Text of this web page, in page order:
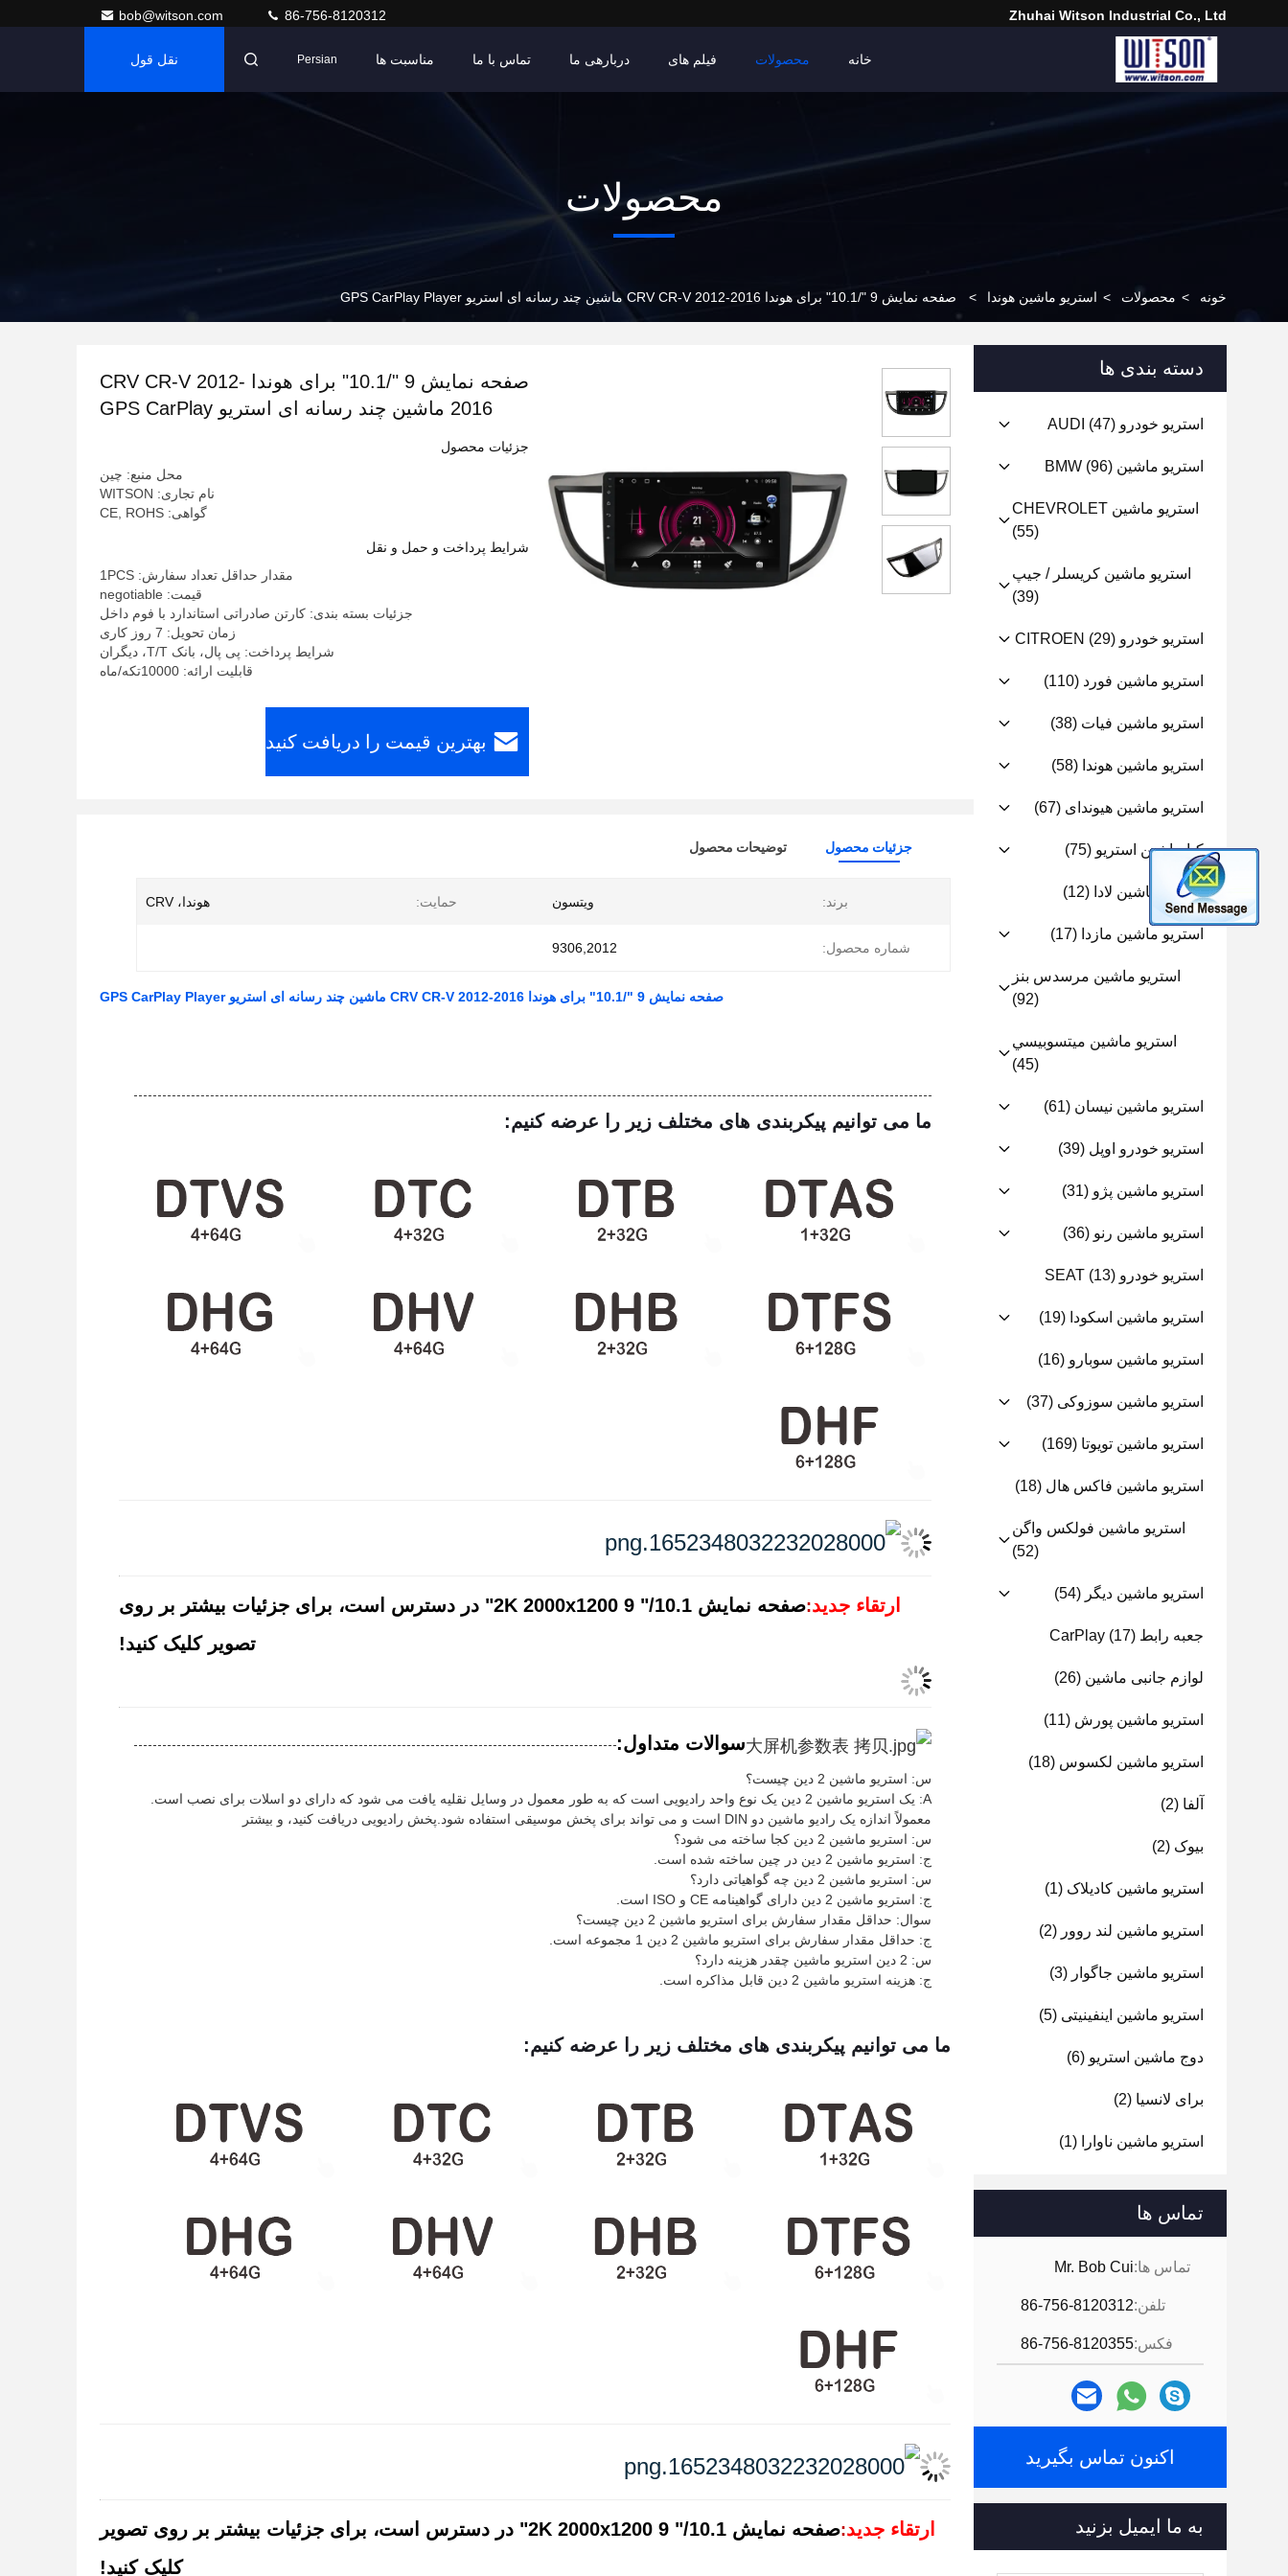
Zhuhai Witson Industrial Co., Ltd
bob@witson.com 86-756-8120312
خانه محصولات فیلم های دربارهی ما تماس با ما مناسبت ها Persian نقل قول
محصولات
خونه > محصولات > استریو ماشین هوندا > صفحه نمایش 9 "/10.1" برای هوندا CRV CR-V 2012-2016 ماشین چند رسانه ای استریو GPS CarPlay Player
دسته بندی ها
استریو خودرو AUDI (47)
استریو ماشین BMW (96)
استریو ماشین CHEVROLET
(55)
استریو ماشین کریسلر / جیپ
(39)
استریو خودرو CITROEN (29)
استریو ماشین فورد (110)
استریو ماشین فیات (38)
استریو ماشین هوندا (58)
استریو ماشین هیوندای (67)
کیا ماشین استریو (75)
استریو ماشین لادا (12)
استريو ماشين مازدا (17)
استریو ماشین مرسدس بنز
(92)
استريو ماشين ميتسوبيسي
(45)
استریو ماشین نیسان (61)
استریو خودرو اوپل (39)
استریو ماشین پژو (31)
استریو ماشین رنو (36)
استریو خودرو SEAT (13)
استریو ماشین اسکودا (19)
استریو ماشین سوبارو (16)
استریو ماشین سوزوکی (37)
استریو ماشین تویوتا (169)
استریو ماشین فاکس هال (18)
استریو ماشین فولکس واگن
(52)
استریو ماشین دیگر (54)
جعبه رابط CarPlay (17)
لوازم جانبی ماشین (26)
استریو ماشین پورش (11)
استریو ماشین لکسوس (18)
آلفا (2)
بیوک (2)
استریو ماشین کادیلاک (1)
استریو ماشین لند روور (2)
استریو ماشین جاگوار (3)
استریو ماشین اینفینیتی (5)
دوج ماشین استریو (6)
برای لانسیا (2)
استریو ماشین ناوارا (1)
تماس ها
تماس ها:Mr. Bob Cui
تلفن:86-756-8120312
فکس:86-756-8120355
اکنون تماس بگیرید
به ما ایمیل بزنید
صفحه نمایش 9 "/10.1" برای هوندا CRV CR-V 2012-
2016 ماشین چند رسانه ای استریو GPS CarPlay
جزئیات محصول
محل منبع: چین
نام تجاری: WITSON
گواهی: CE, ROHS
شرایط پرداخت و حمل و نقل
مقدار حداقل تعداد سفارش: 1PCS
قیمت: negotiable
جزئیات بسته بندی: کارتن صادراتی استاندارد با فوم داخل
زمان تحویل: 7 روز کاری
شرایط پرداخت: پی پال، بانک T/T، دیگران
قابلیت ارائه: 10000تکه/ماه
بهترین قیمت را دریافت کنید
جزئیات محصول توضیحات محصول
برند: ويتسون حمایت: هوندا، CRV
شماره محصول: 9306,2012
صفحه نمایش 9 "/10.1" برای هوندا CRV CR-V 2012-2016 ماشین چند رسانه ای استریو GPS CarPlay Player
ما می توانیم پیکربندی های مختلف زیر را عرضه کنیم:
ارتقاء جدید:
صفحه نمایش 2K 2000x1200 9 "/10.1" در دسترس است، برای جزئیات بیشتر بر روی
تصویر کلیک کنید!
سوالات متداول:
س: استریو ماشین 2 دین چیست؟
A: یک استریو ماشین 2 دین یک نوع واحد رادیویی است که به طور معمول در وسایل نقلیه یافت می شود که دارای دو اسلات برای نصب است.
معمولاً اندازه یک رادیو ماشین دو DIN است و می تواند برای پخش موسیقی استفاده شود.پخش رادیویی دریافت کنید، و بیشتر
س: استریو ماشین 2 دین کجا ساخته می شود؟
ج: استریو ماشین 2 دین در چین ساخته شده است.
س: استریو ماشین 2 دین چه گواهیاتی دارد؟
ج: استریو ماشین 2 دین دارای گواهینامه CE و ISO است.
سوال: حداقل مقدار سفارش برای استریو ماشین 2 دین چیست؟
ج: حداقل مقدار سفارش برای استریو ماشین 2 دین 1 مجموعه است.
س: 2 دین استریو ماشین چقدر هزینه دارد؟
ج: هزینه استریو ماشین 2 دین قابل مذاکره است.
ما می توانیم پیکربندی های مختلف زیر را عرضه کنیم:
ارتقاء جدید:
صفحه نمایش 2K 2000x1200 9 "/10.1" در دسترس است، برای جزئیات بیشتر بر روی تصویر
کلیک کنید!